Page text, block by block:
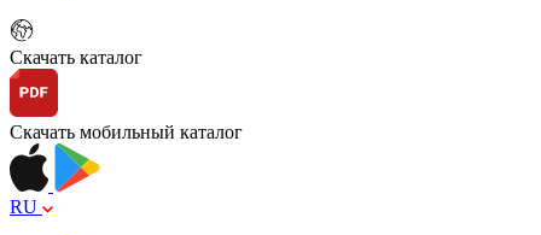
Скачать каталог
Скачать мобильный каталог
RU